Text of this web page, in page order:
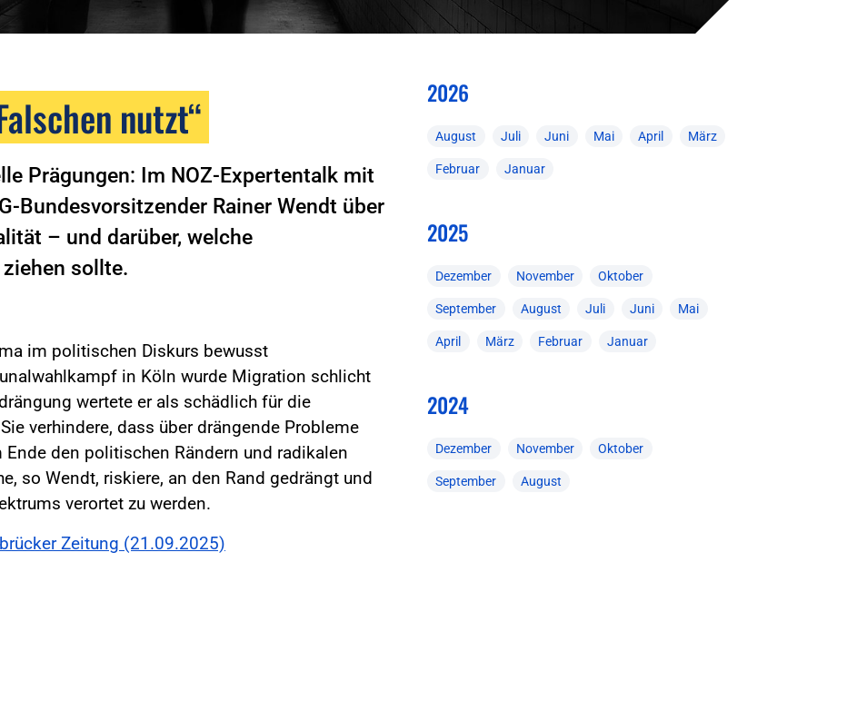
nutzt“
Prägungen: Im NOZ-Expertentalk mit
Bundesvorsitzender Rainer Wendt über
– und darüber, welche
sollte.
im politischen Diskurs bewusst
in Köln wurde Migration schlicht
wertete er als schädlich für die
verhindere, dass über drängende Probleme
den politischen Rändern und radikalen
so Wendt, riskiere, an den Rand gedrängt und
verortet zu werden.
Zeitung (21.09.2025)
2026
August Juli Juni Mai April März
Februar Januar
2025
Dezember November Oktober
September August Juli Juni Mai
April März Februar Januar
2024
Dezember November Oktober
September August